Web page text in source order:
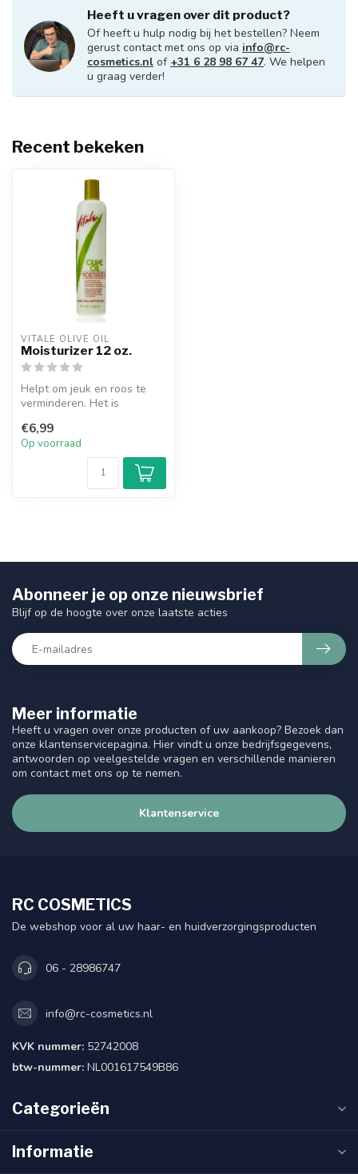
Heeft u vragen over dit product?
Of heeft u hulp nodig bij het bestellen? Neem
gerust contact met ons op via info@rc-
cosmetics.nl of +31 6 28 98 67 47. We helpen
u graag verder!
Recent bekeken
VITALE OLIVE OIL
Moisturizer 12 oz.
Helpt om jeuk en roos te
verminderen. Het is
haargroe...
€6,99
Op voorraad
Meer informatie
Heeft u vragen over onze producten of uw aankoop? Bezoek dan
onze klantenservicepagina. Hier vindt u onze bedrijfsgegevens,
antwoorden op veelgestelde vragen en verschillende manieren
om contact met ons op te nemen.
Klantenservice
Abonneer je op onze nieuwsbrief
Blijf op de hoogte over onze laatste acties
RC COSMETICS
De webshop voor al uw haar- en huidverzorgingsproducten
06 - 28986747
info@rc-cosmetics.nl
KVK nummer: 52742008
btw-nummer: NL001617549B86
Categorieën
Informatie